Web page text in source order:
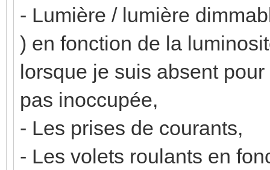
- Lumière / lumière
) en fonction de la
lorsque je suis absent
pas inoccupée,
- Les prises de courants,
- Les volets roulants en